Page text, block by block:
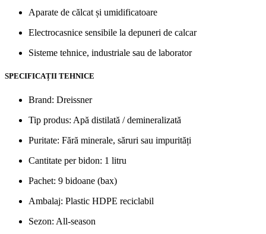
Aparate de călcat și umidificatoare
Electrocasnice sensibile la depuneri de calcar
Sisteme tehnice, industriale sau de laborator
SPECIFICAȚII TEHNICE
Brand: Dreissner
Tip produs: Apă distilată / demineralizată
Puritate: Fără minerale, săruri sau impurități
Cantitate per bidon: 1 litru
Pachet: 9 bidoane (bax)
Ambalaj: Plastic HDPE reciclabil
Sezon: All-season